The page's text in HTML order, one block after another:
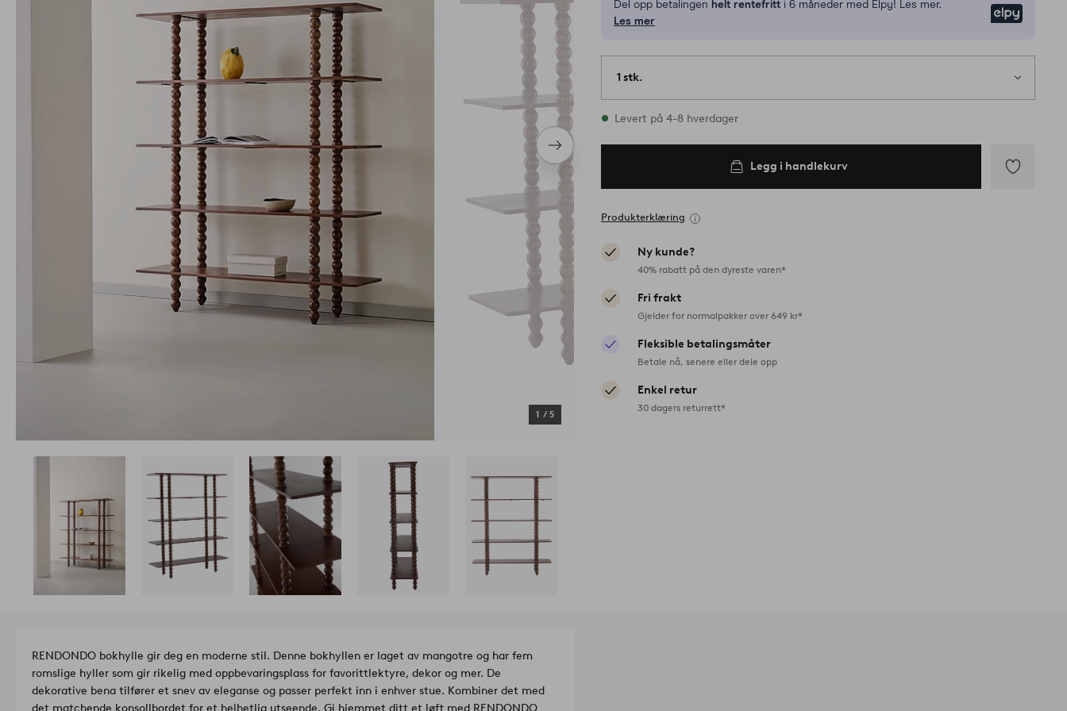
Neste
produkt
1 / 5
Del opp betalingen helt rentefritt i 6 måneder med Elpy! Les mer.
Les mer
1 stk.
På lager
Levert på 4-8 hverdager
Legg i handlekurv
Produkterklæring
Ny kunde?
40% rabatt på den dyreste varen*
Fri frakt
Gjelder for normalpakker over 649 kr*
Fleksible betalingsmåter
Betale nå, senere eller dele opp
Enkel retur
30 dagers returrett*
RENDONDO bokhylle gir deg en moderne stil. Denne bokhyllen er laget av mangotre og har fem
romslige hyller som gir rikelig med oppbevaringsplass for favorittlektyre, dekor og mer. De
dekorative bena tilfører et snev av eleganse og passer perfekt inn i enhver stue. Kombiner det med
det matchende konsollbordet for et helhetlig utseende. Gi hjemmet ditt et løft med RENDONDO